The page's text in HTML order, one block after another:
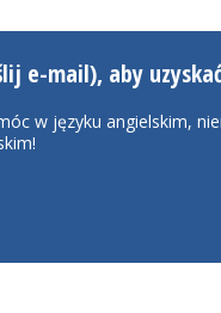
e-mail), aby
w języku angielskim,